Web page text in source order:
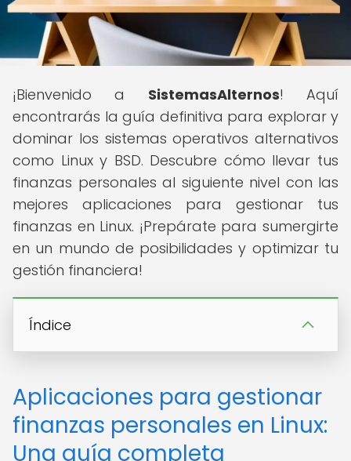
¡Bienvenido a SistemasAlternos! Aquí
encontrarás la guía definitiva para explorar y
dominar los sistemas operativos alternativos
como Linux y BSD. Descubre cómo llevar tus
finanzas personales al siguiente nivel con las
mejores aplicaciones para gestionar tus
finanzas en Linux. ¡Prepárate para sumergirte
en un mundo de posibilidades y optimizar tu
gestión financiera!
Índice
Aplicaciones para gestionar
finanzas personales en Linux:
Una guía completa